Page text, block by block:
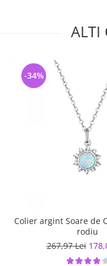
ALTI
Colier argint Soare de
rodiu
267,97 Lei
-34%